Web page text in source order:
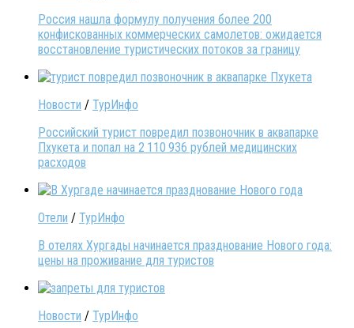
Россия нашла формулу получения более 200
конфискованных коммерческих самолетов: ожидается
восстановление туристических потоков за границу
Новости / ТурИнфо
Российский турист повредил позвоночник в аквапарке
Пхукета и попал на 2 110 936 рублей медицинских
расходов
Отели / ТурИнфо
В отелях Хургады начинается празднование Нового года:
цены на проживание для туристов
Новости / ТурИнфо